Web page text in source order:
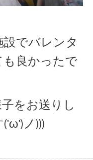
でバレンタ
も良かったで
をお送りし
ノ)))